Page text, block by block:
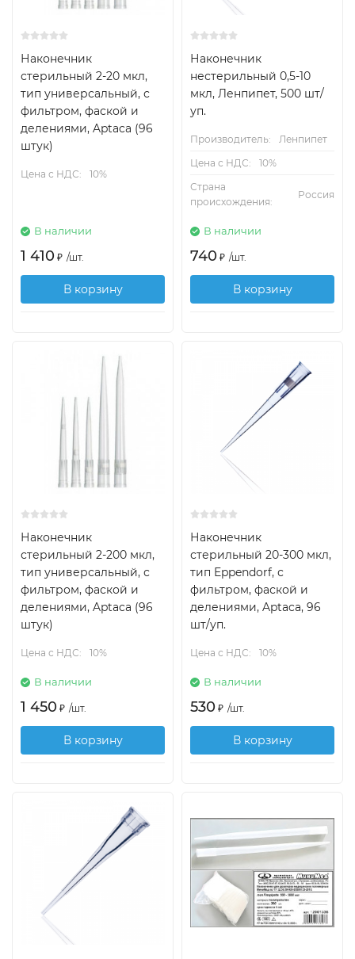
Наконечник
стерильный 2-20 мкл,
тип универсальный, с
фильтром, фаской и
делениями, Aptaca (96
штук)
Цена с НДС: 10%
В наличии
1 410 ₽ /шт.
В корзину
Наконечник
нестерильный 0,5-10
мкл, Ленпипет, 500 шт/
уп.
Производитель:
Ленпипет
Цена с НДС:
10%
Страна
происхождения:
Россия
В наличии
740 ₽ /шт.
В корзину
Наконечник
стерильный 2-200 мкл,
тип универсальный, с
фильтром, фаской и
делениями, Aptaca (96
штук)
Цена с НДС: 10%
В наличии
1 450 ₽ /шт.
В корзину
Наконечник
стерильный 20-300 мкл,
тип Eppendorf, с
фильтром, фаской и
делениями, Aptaca, 96
шт/уп.
Цена с НДС: 10%
В наличии
530 ₽ /шт.
В корзину